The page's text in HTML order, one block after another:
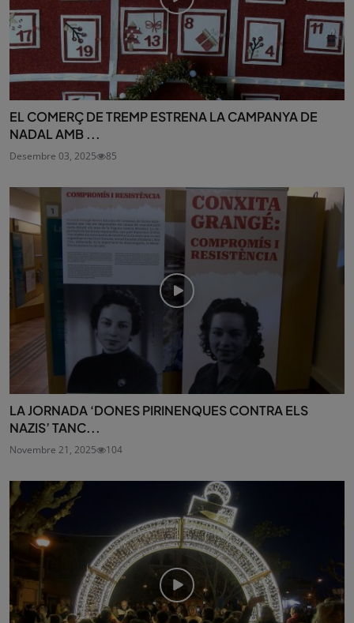
EL COMERÇ DE TREMP ESTRENA LA CAMPANYA DE
NADAL AMB ...
Desembre 03, 2025 85
LA JORNADA ‘DONES PIRINENQUES CONTRA ELS
NAZIS’ TANC...
Novembre 21, 2025 104